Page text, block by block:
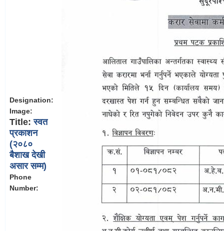
Designation:
Image:
Title:स्वत
प्रकाशन
(२०८०
बैशाख देखी
असार सम्म)
Phone
Number: